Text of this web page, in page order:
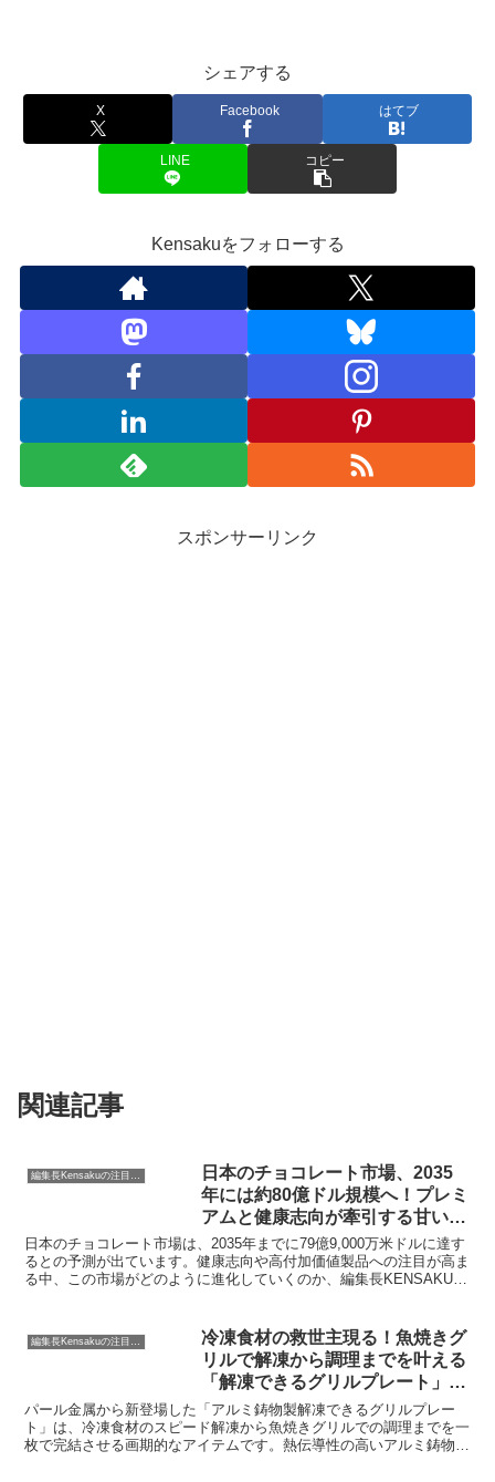
シェアする
X Facebook はてブ
LINE コピー
Kensakuをフォローする
スポンサーリンク
関連記事
編集長Kensakuの注目ネタ
日本のチョコレート市場、2035
年には約80億ドル規模へ！プレミ
アムと健康志向が牽引する甘い未
来とは？
日本のチョコレート市場は、2035年までに79億9,000万米ドルに達す
るとの予測が出ています。健康志向や高付加価値製品への注目が高ま
る中、この市場がどのように進化していくのか、編集長KENSAKUが
冷凍食材の救世主現る！魚焼きグ
リルで解凍から調理までを叶える
「解凍できるグリルプレート」を
編集長KENSAKUが徹底解説
パール金属から新登場した「アルミ鋳物製解凍できるグリルプレー
ト」は、冷凍食材のスピード解凍から魚焼きグリルでの調理までを一
枚で完結させる画期的なアイテムです。熱伝導性の高いアルミ鋳物と